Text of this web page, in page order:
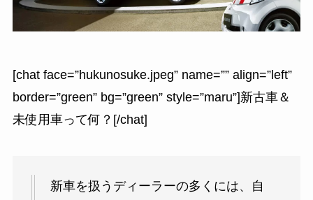
[chat face=”hukunosuke.jpeg” name=”” align=”left”
border=”green” bg=”green” style=”maru”]新古車＆
未使用車って何？[/chat]
新車を扱うディーラーの多くには、自